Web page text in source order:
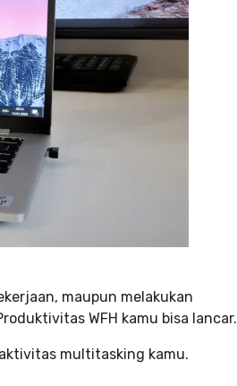
maupun melakukan
WFH kamu bisa lancar.
multitasking kamu.